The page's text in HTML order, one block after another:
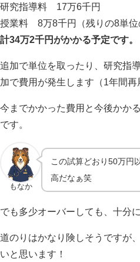
研究指導料 17万6千円
授業料 8万8千円（残りの8単
計34万2千円がかかる予定です。
追加で単位を取ったり、研究指
加で費用が発生します（1年間再
今までかかった費用と今後かか
です。
もなか
この試算どおり50万円
高だなぁ笑
でも多少オーバーしても、十分
道のりはかなり険しそうですが
いと思います！